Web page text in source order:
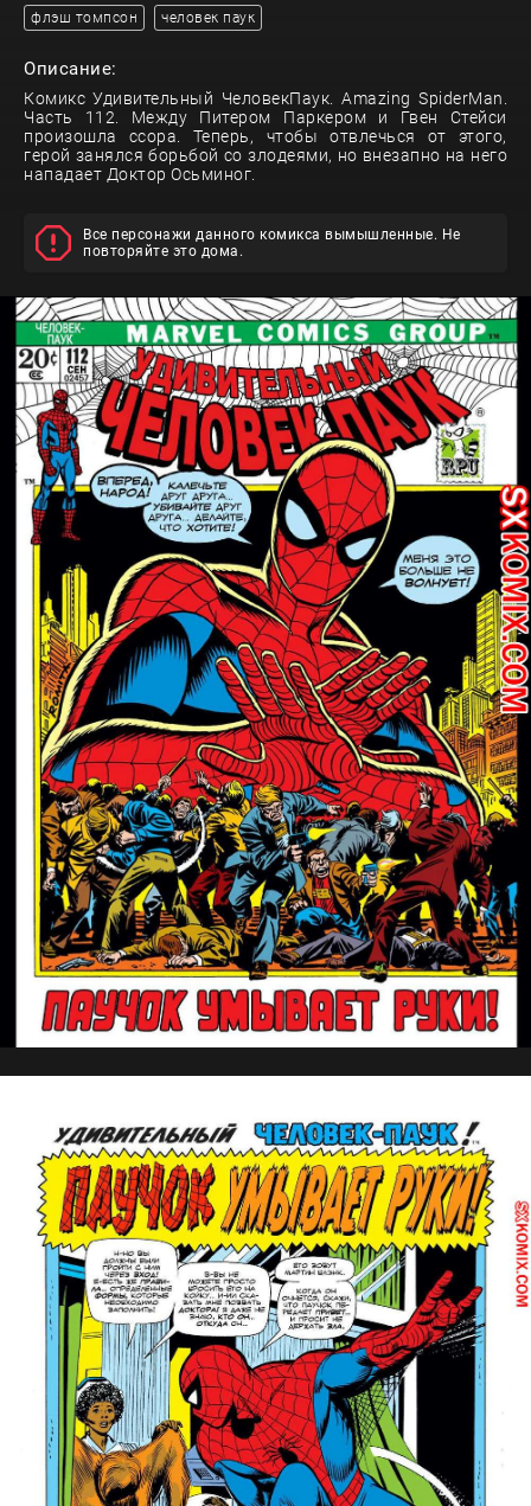
флэш томпсон человек паук
Описание:
Комикс Удивительный ЧеловекПаук. Amazing SpiderMan.
Часть 112. Между Питером Паркером и Гвен Стейси
произошла ссора. Теперь, чтобы отвлечься от этого,
герой занялся борьбой со злодеями, но внезапно на него
нападает Доктор Осьминог.
Все персонажи данного комикса вымышленные. Не
повторяйте это дома.